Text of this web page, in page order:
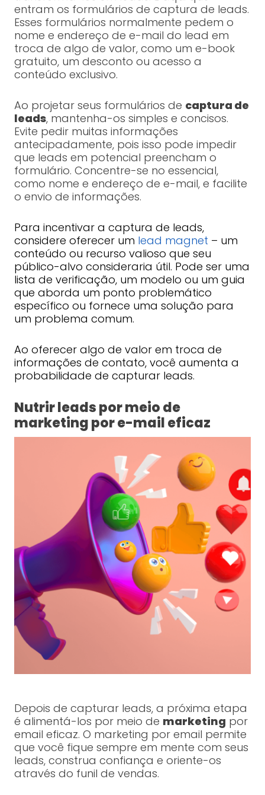
entram os formulários de captura de leads.
Esses formulários normalmente pedem o
nome e endereço de e-mail do lead em
troca de algo de valor, como um e-book
gratuito, um desconto ou acesso a
conteúdo exclusivo.
Ao projetar seus formulários de captura de
leads, mantenha-os simples e concisos.
Evite pedir muitas informações
antecipadamente, pois isso pode impedir
que leads em potencial preencham o
formulário. Concentre-se no essencial,
como nome e endereço de e-mail, e facilite
o envio de informações.
Para incentivar a captura de leads,
considere oferecer um lead magnet – um
conteúdo ou recurso valioso que seu
público-alvo consideraria útil. Pode ser uma
lista de verificação, um modelo ou um guia
que aborda um ponto problemático
específico ou fornece uma solução para
um problema comum.
Ao oferecer algo de valor em troca de
informações de contato, você aumenta a
probabilidade de capturar leads.
Nutrir leads por meio de
marketing por e-mail eficaz
Depois de capturar leads, a próxima etapa
é alimentá-los por meio de marketing por
email eficaz. O marketing por email permite
que você fique sempre em mente com seus
leads, construa confiança e oriente-os
através do funil de vendas.